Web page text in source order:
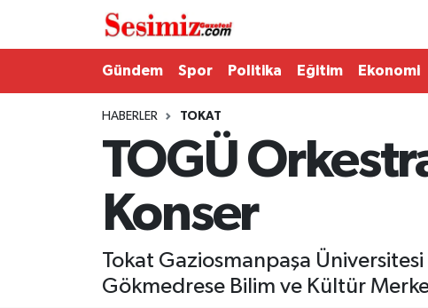
Gündem Spor Politika Eğitim Ekonomi
HABERLER TOKAT
TOGÜ
Konser
Tokat Gaziosmanpaşa
Gökmedrese Bilim ve Kültür
Magazin
Nöbetçi Eczaneler
Hava Durumu
Namaz Vakitleri
Trafik Durumu
Tüm Manşetler